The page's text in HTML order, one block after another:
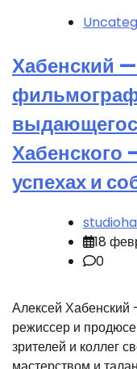
Хабенский
Хабенского
успехах и
18
0
Алексей Хабенский
режиссер и
зрителей и коллег